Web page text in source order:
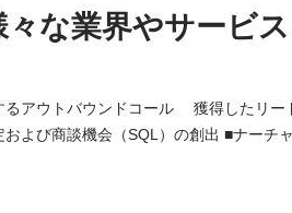
な業界やサービ
アウトバウンドコール 獲得したリー
）の創出 ■ナーチャリング ナーチャ